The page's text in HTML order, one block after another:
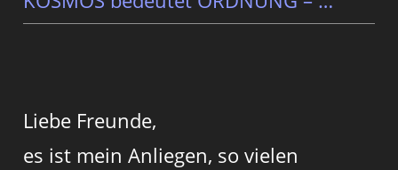
Liebe Freunde,
es ist mein Anliegen, so vielen